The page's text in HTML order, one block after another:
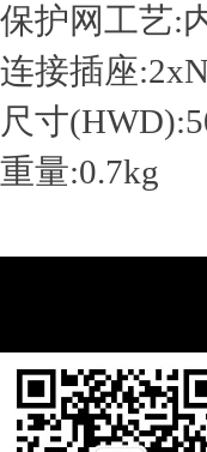
保护网工艺:
连接插座
尺寸
重量:0.7kg